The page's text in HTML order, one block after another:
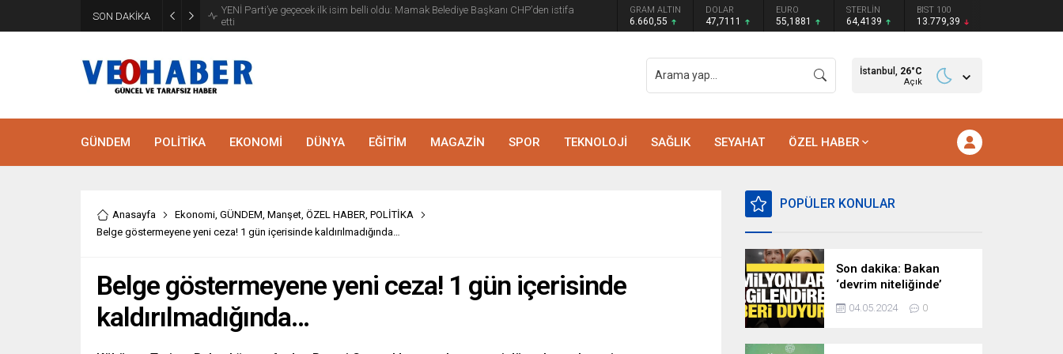
SON DAKİKA
YENİ Parti’ye geçecek ilk isim belli oldu: Mamak Belediye Başkanı CHP’den istifa
etti
GRAM ALTIN
6.660,55
DOLAR
47,7111
EURO
55,1881
STERLİN
64,4139
BIST 100
13.779,39
İstanbul, 26°C
Açık
GÜNDEM POLİTİKA EKONOMİ DÜNYA EĞİTİM MAGAZİN SPOR TEKNOLOJİ SAĞLIK SEYAHAT ÖZEL HABER
Anasayfa Ekonomi, GÜNDEM, Manşet, ÖZEL HABER, POLİTİKA
Belge göstermeyene yeni ceza! 1 gün içerisinde kaldırılmadığında…
Belge göstermeyene yeni ceza! 1 gün içerisinde
kaldırılmadığında…
POPÜLER KONULAR
Son dakika: Bakan
‘devrim niteliğinde’
deyip duyurdu!
Milyonları ilgilendiren
04.05.2024 0